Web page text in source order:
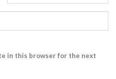
in this browser for the next